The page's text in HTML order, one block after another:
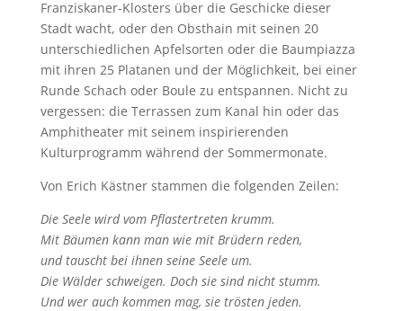
Franziskaner-Klosters über die Geschicke dieser
Stadt wacht, oder den Obsthain mit seinen 20
unterschiedlichen Apfelsorten oder die Baumpiazza
mit ihren 25 Platanen und der Möglichkeit, bei einer
Runde Schach oder Boule zu entspannen. Nicht zu
vergessen: die Terrassen zum Kanal hin oder das
Amphitheater mit seinem inspirierenden
Kulturprogramm während der Sommermonate.
Von Erich Kästner stammen die folgenden Zeilen:
Die Seele wird vom Pflastertreten krumm.
Mit Bäumen kann man wie mit Brüdern reden,
und tauscht bei ihnen seine Seele um.
Die Wälder schweigen. Doch sie sind nicht stumm.
Und wer auch kommen mag, sie trösten jeden.